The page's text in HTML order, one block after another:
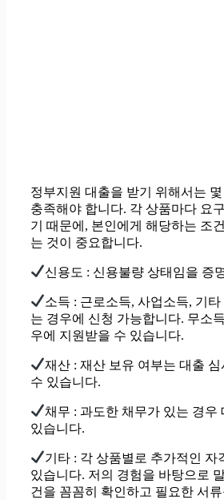
정부지원 대출을 받기 위해서는
충족해야 합니다. 각 상품마다 요
기 때문에, 본인에게 해당하는 조
는 것이 중요합니다.
신용도 : 신용불량 상태임을 증
소득 : 근로소득, 사업소득, 기
는 경우에 신청 가능합니다. 무소
우에 지원받을 수 있습니다.
재산 : 재산 보유 여부는 대출
수 있습니다.
채무 : 과도한 채무가 있는 경우
있습니다.
기타 : 각 상품별로 추가적인 자
있습니다. 저의 경험을 바탕으로
건을 꼼꼼히 확인하고 필요한 서